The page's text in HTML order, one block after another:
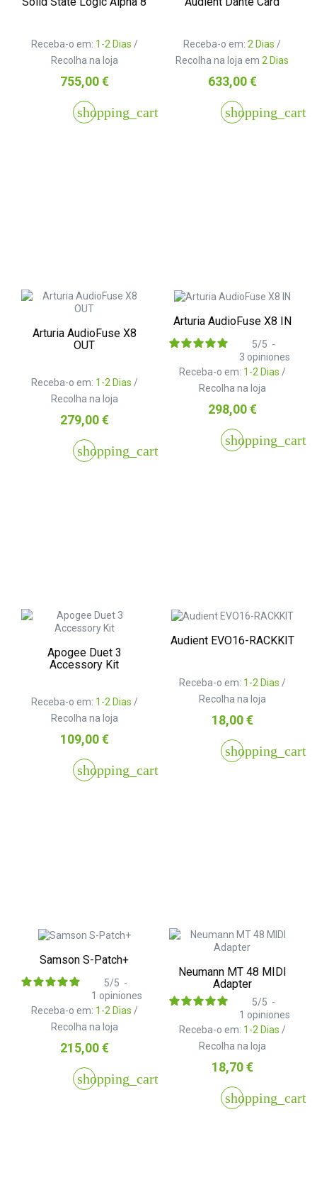
Receba-o em: 1-2 Dias /
Recolha na loja
Preço
755,00 €
shopping_cart
Receba-o em: 2 Dias /
Recolha na loja em 2 Dias
Preço
633,00 €
shopping_cart
Arturia AudioFuse X8
OUT
Receba-o em: 1-2 Dias /
Recolha na loja
Preço
279,00 €
shopping_cart
Arturia AudioFuse X8 IN
Receba-o em: 1-2 Dias /
Recolha na loja
5/5 -
3 opiniones
Preço
298,00 €
shopping_cart
Apogee Duet 3
Accessory Kit
Receba-o em: 1-2 Dias /
Recolha na loja
Preço
109,00 €
shopping_cart
Audient EVO16-RACKKIT
Receba-o em: 1-2 Dias /
Recolha na loja
Preço
18,00 €
shopping_cart
Samson S-Patch+
Receba-o em: 1-2 Dias /
Recolha na loja
5/5 -
1 opiniones
Preço
215,00 €
shopping_cart
Neumann MT 48 MIDI
Adapter
Receba-o em: 1-2 Dias /
Recolha na loja
5/5 -
1 opiniones
Preço
18,70 €
shopping_cart